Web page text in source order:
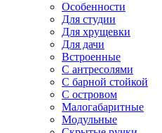
Особенности
Для студии
Для хрущевки
Для дачи
Встроенные
С антресолями
С барной стойкой
С островом
Малогабаритные
Модульные